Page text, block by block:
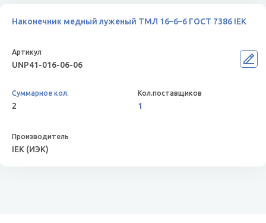
Наконечник медный луженый ТМЛ 16–6–6 ГОСТ 7386 IEK
UNP41-016-06-06
2 1
IEK (ИЭК)